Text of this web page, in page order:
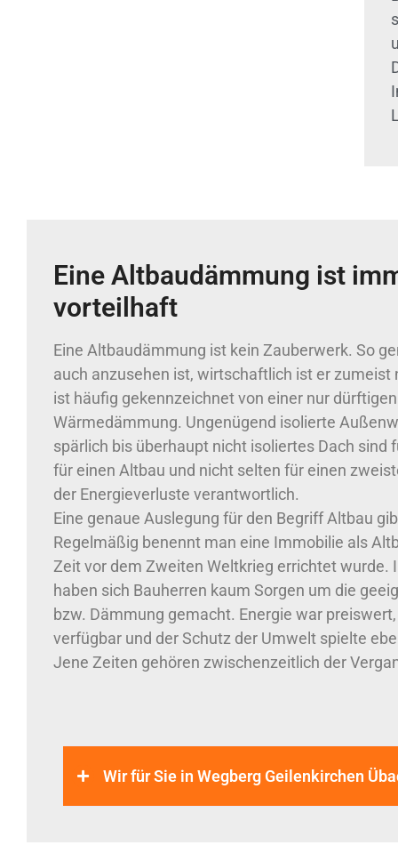
Eine Altbaudämmung ist
vorteilhaft
Eine Altbaudämmung ist kein Zauberwerk. So
auch anzusehen ist, wirtschaftlich ist er zumeist
ist häufig gekennzeichnet von einer nur dürftigen
Wärmedämmung. Ungenügend isolierte
spärlich bis überhaupt nicht isoliertes Dach sind
für einen Altbau und nicht selten für einen
der Energieverluste verantwortlich.
Eine genaue Auslegung für den Begriff Altbau
Regelmäßig benennt man eine Immobilie als
Zeit vor dem Zweiten Weltkrieg errichtet wurde.
haben sich Bauherren kaum Sorgen um die
bzw. Dämmung gemacht. Energie war
verfügbar und der Schutz der Umwelt spielte
Jene Zeiten gehören zwischenzeitlich der
Wir für Sie in Wegberg Geilenkirchen